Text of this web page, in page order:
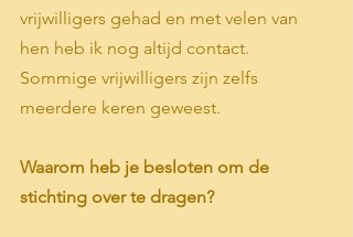
vrijwilligers gehad en met velen van
hen heb ik nog altijd contact.
Sommige vrijwilligers zijn zelfs
meerdere keren geweest.
Waarom heb je besloten om de
stichting over te dragen?